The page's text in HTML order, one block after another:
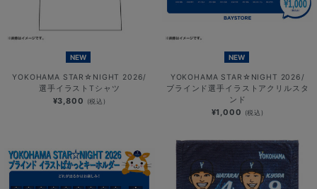
NEW
YOKOHAMA STAR☆NIGHT 2026/
選手イラストTシャツ
¥3,800 (税込)
NEW
YOKOHAMA STAR☆NIGHT 2026/
ブラインド選手イラストアクリルスタ
ンド
¥1,000 (税込)